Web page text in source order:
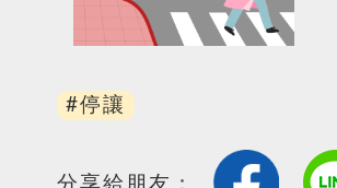
#停讓